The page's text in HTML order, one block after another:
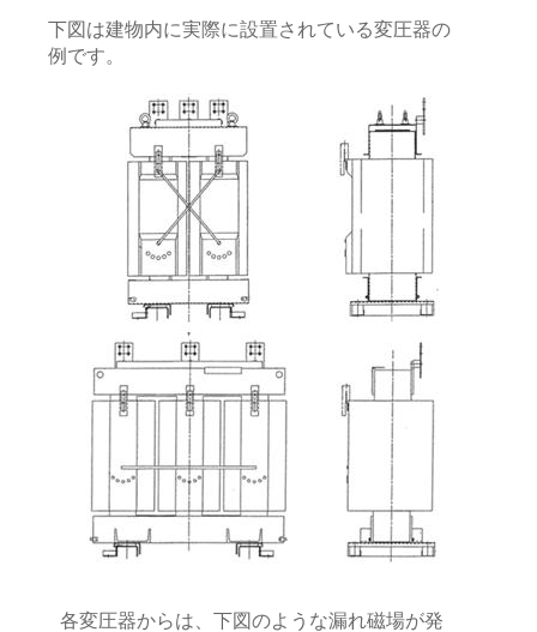
下図は建物内に実際に設置されている変圧器の
例です。
各変圧器からは、下図のような漏れ磁場が発